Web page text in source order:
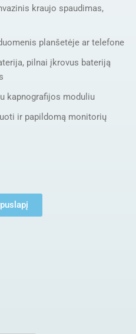
kraujo spaudimas,
planšetėje ar telefone
pilnai įkrovus bateriją
kapnografijos moduliu
ir papildomą monitorių